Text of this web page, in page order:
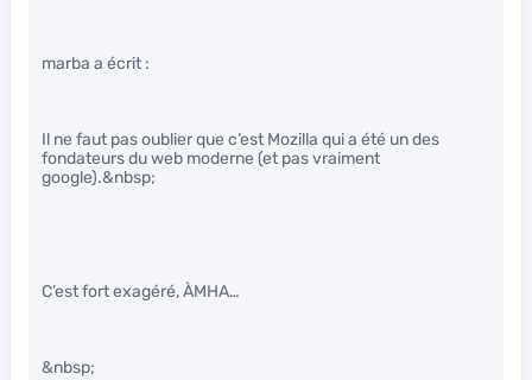
marba a écrit :
Il ne faut pas oublier que c’est Mozilla qui a été un des
fondateurs du web moderne (et pas vraiment
google).&nbsp;
C’est fort exagéré, ÀMHA…
&nbsp;